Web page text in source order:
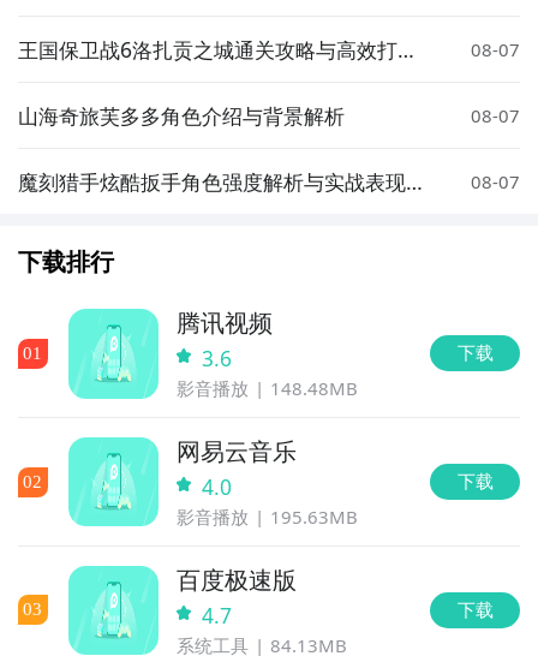
王国保卫战6洛扎贡之城通关攻略与高效打法
08-07
山海奇旅芙多多角色介绍与背景解析 08-07
魔刻猎手炫酷扳手角色强度解析与实战表现评
08-07
下载排行
01
腾讯视频
3.6
影音播放 148.48MB
下载
02
网易云音乐
4.0
影音播放 195.63MB
下载
03
百度极速版
4.7
系统工具 84.13MB
下载